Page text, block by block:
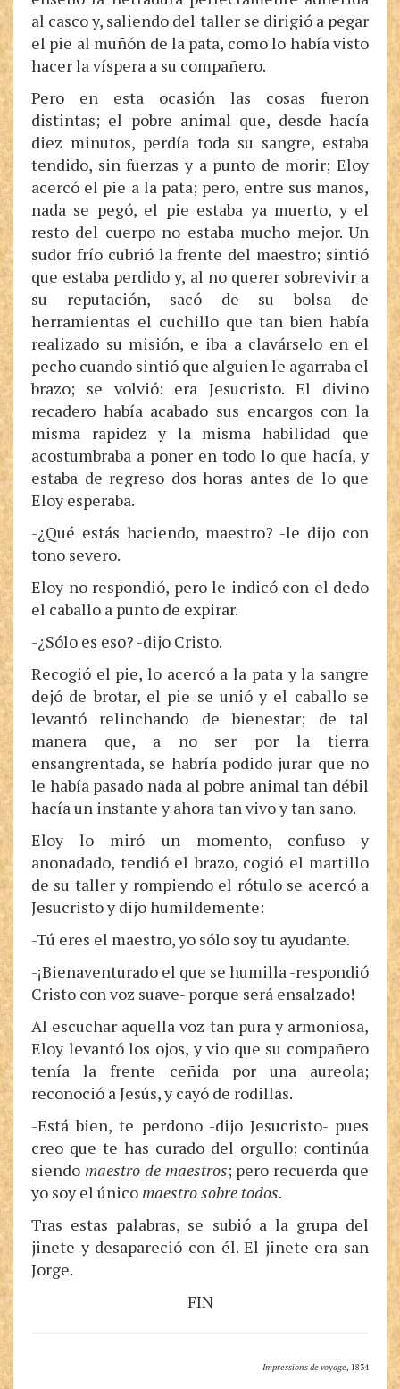
al casco y, saliendo del taller se dirigió a pegar
el pie al muñón de la pata, como lo había visto
hacer la víspera a su compañero.
Pero en esta ocasión las cosas fueron
distintas; el pobre animal que, desde hacía
diez minutos, perdía toda su sangre, estaba
tendido, sin fuerzas y a punto de morir; Eloy
acercó el pie a la pata; pero, entre sus manos,
nada se pegó, el pie estaba ya muerto, y el
resto del cuerpo no estaba mucho mejor. Un
sudor frío cubrió la frente del maestro; sintió
que estaba perdido y, al no querer sobrevivir a
su reputación, sacó de su bolsa de
herramientas el cuchillo que tan bien había
realizado su misión, e iba a clavárselo en el
pecho cuando sintió que alguien le agarraba el
brazo; se volvió: era Jesucristo. El divino
recadero había acabado sus encargos con la
misma rapidez y la misma habilidad que
acostumbraba a poner en todo lo que hacía, y
estaba de regreso dos horas antes de lo que
Eloy esperaba.
-¿Qué estás haciendo, maestro? -le dijo con
tono severo.
Eloy no respondió, pero le indicó con el dedo
el caballo a punto de expirar.
-¿Sólo es eso? -dijo Cristo.
Recogió el pie, lo acercó a la pata y la sangre
dejó de brotar, el pie se unió y el caballo se
levantó relinchando de bienestar; de tal
manera que, a no ser por la tierra
ensangrentada, se habría podido jurar que no
le había pasado nada al pobre animal tan débil
hacía un instante y ahora tan vivo y tan sano.
Eloy lo miró un momento, confuso y
anonadado, tendió el brazo, cogió el martillo
de su taller y rompiendo el rótulo se acercó a
Jesucristo y dijo humildemente:
-Tú eres el maestro, yo sólo soy tu ayudante.
-¡Bienaventurado el que se humilla -respondió
Cristo con voz suave- porque será ensalzado!
Al escuchar aquella voz tan pura y armoniosa,
Eloy levantó los ojos, y vio que su compañero
tenía la frente ceñida por una aureola;
reconoció a Jesús, y cayó de rodillas.
-Está bien, te perdono -dijo Jesucristo- pues
creo que te has curado del orgullo; continúa
siendo maestro de maestros; pero recuerda que
yo soy el únicomaestro sobre todos.
Tras estas palabras, se subió a la grupa del
jinete y desapareció con él. El jinete era san
Jorge.
FIN
Impressions de voyage, 1834